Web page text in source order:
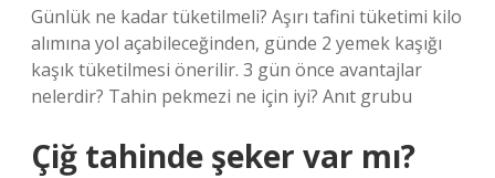
Günlük ne kadar tüketilmeli? Aşırı tafini tüketimi kilo
alımına yol açabileceğinden, günde 2 yemek kaşığı
kaşık tüketilmesi önerilir. 3 gün önce avantajlar
nelerdir? Tahin pekmezi ne için iyi? Anıt grubu
Çiğ tahinde şeker var mı?